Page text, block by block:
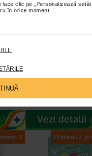
clic pe „Personalizează
în orice moment.
un
de
sub forma de jeleuri cu
3 Plătești 2,